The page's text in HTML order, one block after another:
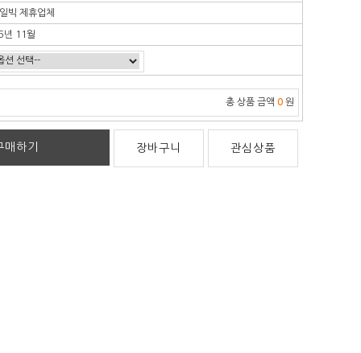
빅 제휴업체
년 11월
총 상품 금액 0 원
매하기 장바구니 관심상품